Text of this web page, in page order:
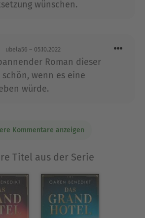
wünschen.
ubela56 – 05.10.2022
Roman dieser
schön, wenn es eine
würde.
Kommentare anzeigen
Titel aus der Serie